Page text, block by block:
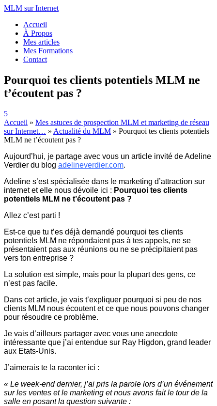
MLM sur Internet
Accueil
À Propos
Mes articles
Mes Formations
Contact
Pourquoi tes clients potentiels MLM ne
t’écoutent pas ?
5
Accueil » Mes astuces de prospection MLM et marketing de réseau
sur Internet… » Actualité du MLM » Pourquoi tes clients potentiels
MLM ne t’écoutent pas ?
Aujourd’hui, je partage avec vous un article invité de Adeline
Verdier du blog adelineverdier.com.
Adeline s’est spécialisée dans le marketing d’attraction sur
internet et elle nous dévoile ici : Pourquoi tes clients
potentiels MLM ne t’écoutent pas ?
Allez c’est parti !
Est-ce que tu t’es déjà demandé pourquoi tes clients
potentiels MLM ne répondaient pas à tes appels, ne se
présentaient pas aux réunions ou ne se précipitaient pas
vers ton entreprise ?
La solution est simple, mais pour la plupart des gens, ce
n’est pas facile.
Dans cet article, je vais t’expliquer pourquoi si peu de nos
clients MLM nous écoutent et ce que nous pouvons changer
pour résoudre ce problème.
Je vais d’ailleurs partager avec vous une anecdote
intéressante que j’ai entendue sur Ray Higdon, grand leader
aux Etats-Unis.
J’aimerais te la raconter ici :
« Le week-end dernier, j’ai pris la parole lors d’un événement
sur les ventes et le marketing et nous avons fait le tour de la
salle en posant la question suivante :